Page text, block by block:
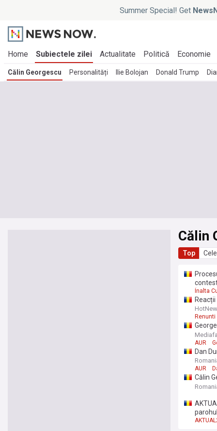
Summer Special! Get
Home Subiectele zilei Actualitate Politică Economie
Călin Georgescu Personalități Ilie Bolojan Donald Trump
Călin
Top
Înalta
Renunti
AUR
Dan
AUR
AUR
Călin